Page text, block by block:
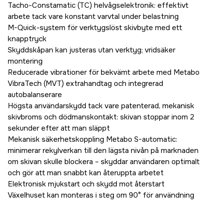
Tacho-Constamatic (TC) helvågselektronik: effektivt
arbete tack vare konstant varvtal under belastning
M-Quick-system för verktygslöst skivbyte med ett
knapptryck
Skyddskåpan kan justeras utan verktyg; vridsäker
montering
Reducerade vibrationer för bekvämt arbete med Metabo
VibraTech (MVT) extrahandtag och integrerad
autobalanserare
Högsta användarskydd tack vare patenterad, mekanisk
skivbroms och dödmanskontakt: skivan stoppar inom 2
sekunder efter att man släppt
Mekanisk säkerhetskoppling Metabo S-automatic:
minimerar rekylverkan till den lägsta nivån på marknaden
om skivan skulle blockera – skyddar användaren optimalt
och gör att man snabbt kan återuppta arbetet
Elektronisk mjukstart och skydd mot återstart
Växelhuset kan monteras i steg om 90° för användning